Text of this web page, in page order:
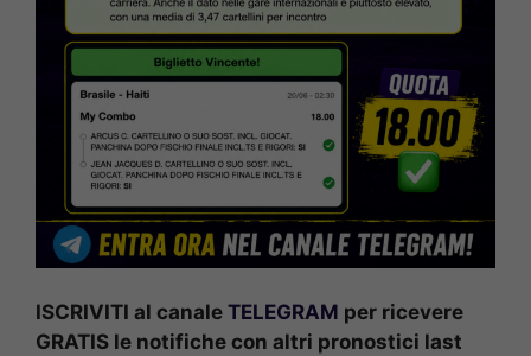
ISCRIVITI al canale TELEGRAM per ricevere
GRATIS le notifiche con altri pronostici last